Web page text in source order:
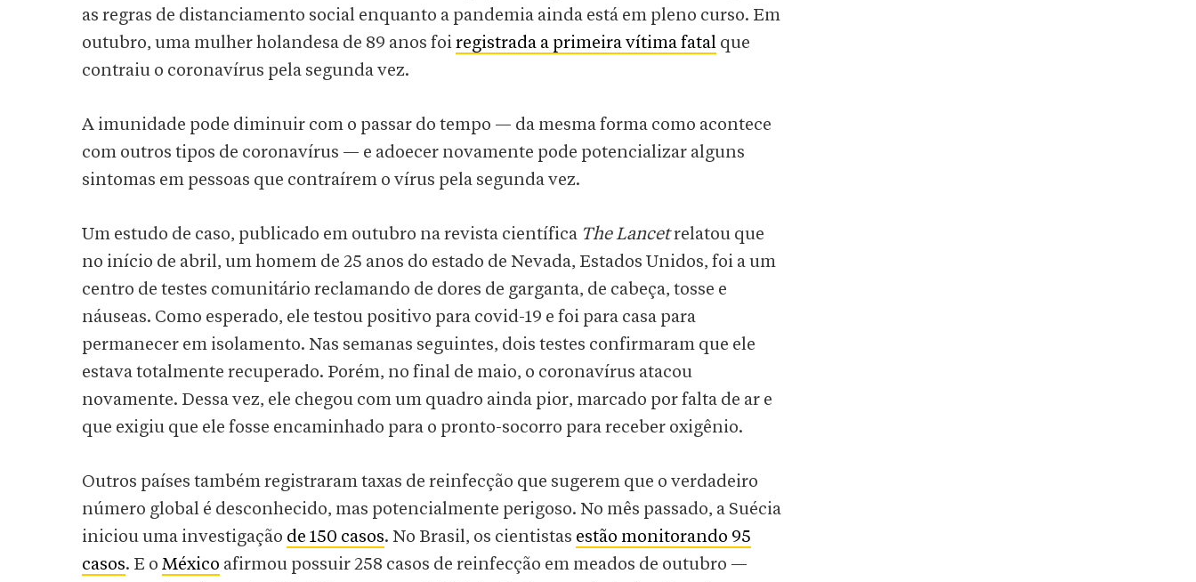
as regras de distanciamento social enquanto a pandemia ainda está em pleno curso. Em
outubro, uma mulher holandesa de 89 anos foiregistrada a primeira vítima fatal que
contraiu o coronavírus pela segunda vez.
A imunidade pode diminuir com o passar do tempo — da mesma forma como acontece
com outros tipos de coronavírus — e adoecer novamente pode potencializar alguns
sintomas em pessoas que contraírem o vírus pela segunda vez.
Um estudo de caso, publicado em outubro na revista científica The Lancetrelatou que
no início de abril, um homem de 25 anos do estado de Nevada, Estados Unidos, foi a um
centro de testes comunitário reclamando de dores de garganta, de cabeça, tosse e
náuseas. Como esperado, ele testou positivo para covid-19 e foi para casa para
permanecer em isolamento. Nas semanas seguintes, dois testes confirmaram que ele
estava totalmente recuperado. Porém, no final de maio, o coronavírus atacou
novamente. Dessa vez, ele chegou com um quadro ainda pior, marcado por falta de ar e
que exigiu que ele fosse encaminhado para o pronto-socorro para receber oxigênio.
Outros países também registraram taxas de reinfecção que sugerem que o verdadeiro
número global é desconhecido, mas potencialmente perigoso. No mês passado, a Suécia
iniciou uma investigação de 150 casos. No Brasil, os cientistas estão monitorando 95
casos. E o México afirmou possuir 258 casos de reinfecção em meados de outubro —